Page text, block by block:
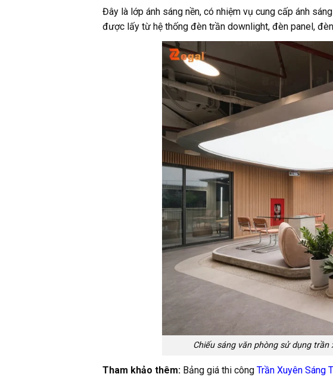
Đây là lớp ánh sáng nền, có nhiệm vụ cung cấp ánh
được lấy từ hệ thống đèn trần downlight, đèn panel,
Chiếu sáng văn phòng sử dụng
Tham khảo thêm: Bảng giá thi công Trần Xuyên Sáng